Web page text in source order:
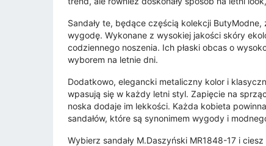
Sandały te, będące częścią kolekcji
wygodę. Wykonane z wysokiej jakości skóry
codziennego noszenia. Ich płaski obcas o
wyborem na letnie dni.
Dodatkowo, elegancki metaliczny kolor i
wpasują się w każdy letni styl. Zapięcie na
noska dodaje im lekkości. Każda kobieta
sandałów, które są synonimem wygody i
Wybierz sandały M.Daszyński MR1848-17 i ciesz